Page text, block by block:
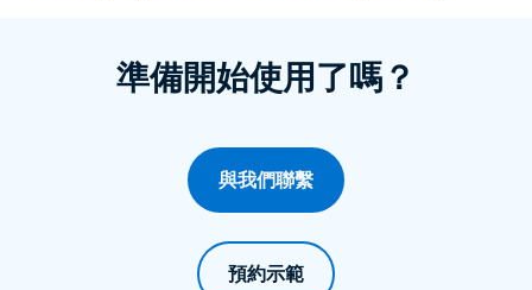
準備開始使用了嗎？
與我們聯繫
預約示範